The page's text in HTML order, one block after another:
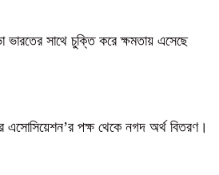
ভারতের সাথে চুক্তি করে ক্ষমতায় এসেছে
এসোসিয়েশন’র পক্ষ থেকে নগদ অর্থ বিতরণ।